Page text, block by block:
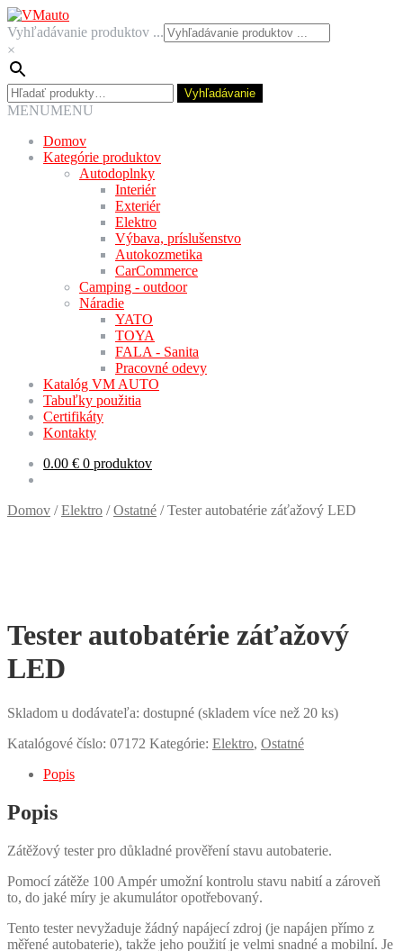
Preskočiť
na
navigáciu
Preskočiť
na
obsah
Vyhľadávanie produktov ...
×
Hľadať: Vyhľadávanie
MENUMENU
Domov
Kategórie produktov
Autodoplnky
Interiér
Exteriér
Elektro
Výbava, príslušenstvo
Autokozmetika
CarCommerce
Camping - outdoor
Náradie
YATO
TOYA
FALA - Sanita
Pracovné odevy
Katalóg VM AUTO
Tabuľky použitia
Certifikáty
Kontakty
0.00 € 0 produktov
Domov /Elektro /Ostatné /Tester autobatérie záťažový LED
Tester autobatérie záťažový
LED
Skladom u dodávateľa: dostupné (skladem více než 20 ks)
Katalógové číslo: 07172 Kategórie: Elektro, Ostatné
Popis
Popis
Zátěžový tester pro důkladné prověření stavu autobaterie.
Pomocí zátěže 100 Ampér umožní kontrolu stavu nabití a zároveň
to, do jaké míry je akumulátor opotřebovaný.
Tento tester nevyžaduje žádný napájecí zdroj (je napájen přímo z
měřené autobaterie), takže jeho použití je velmi snadné a mobilní. Je